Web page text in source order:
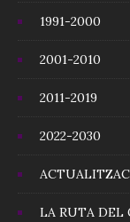
1991-2000
2001-2010
2011-2019
2022-2030
LA RUTA DEL